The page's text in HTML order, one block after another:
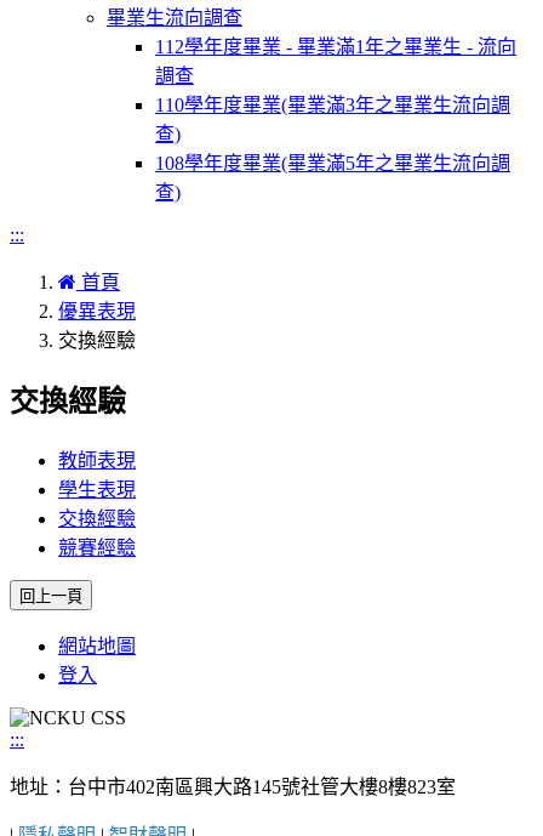
畢業生流向調查
112學年度畢業 - 畢業滿1年之畢業生 - 流向
調查
110學年度畢業(畢業滿3年之畢業生流向調
查)
108學年度畢業(畢業滿5年之畢業生流向調
查)
:::
首頁
優異表現
交換經驗
交換經驗
教師表現
學生表現
交換經驗
競賽經驗
網站地圖
登入
:::
地址：台中市402南區興大路145號社管大樓8樓823室